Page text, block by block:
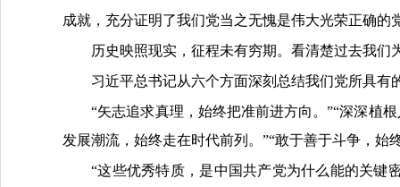
成就，充分证明了我们党当之无愧是伟大光荣正确的
历史映照现实，征程未有穷期。看清楚过去我
习近平总书记从六个方面深刻总结我们党所具
“矢志追求真理，始终把准前进方向。”“深深植
发展潮流，始终走在时代前列。”“敢于善于斗争，始
“这些优秀特质，是中国共产党为什么能的关键